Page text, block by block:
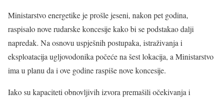
Ministarstvo energetike je prošle jeseni, nakon pet godina,
raspisalo nove rudarske koncesije kako bi se podstakao dalji
napredak. Na osnovu uspješnih postupaka, istraživanja i
eksploatacija ugljovodonika počeće na šest lokacija, a Ministarstvo
ima u planu da i ove godine raspiše nove koncesije.
Iako su kapaciteti obnovljivih izvora premašili očekivanja i